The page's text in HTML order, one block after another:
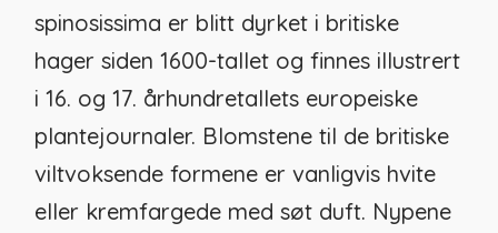
spinosissima er blitt dyrket i britiske
hager siden 1600-tallet og finnes illustrert
i 16. og 17. århundretallets europeiske
plantejournaler. Blomstene til de britiske
viltvoksende formene er vanligvis hvite
eller kremfargede med søt duft. Nypene